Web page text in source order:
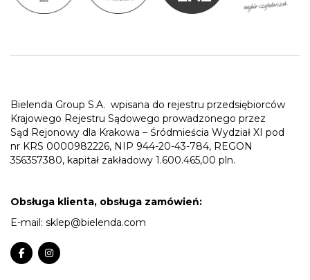
Bielenda Group S.A. wpisana do rejestru przedsiębiorców
Krajowego Rejestru Sądowego prowadzonego przez
Sąd Rejonowy dla Krakowa – Śródmieścia Wydział XI pod
nr KRS 0000982226, NIP 944-20-43-784, REGON
356357380, kapitał zakładowy 1.600.465,00 pln.
Obsługa klienta, obsługa zamówień:
E-mail: sklep@bielenda.com